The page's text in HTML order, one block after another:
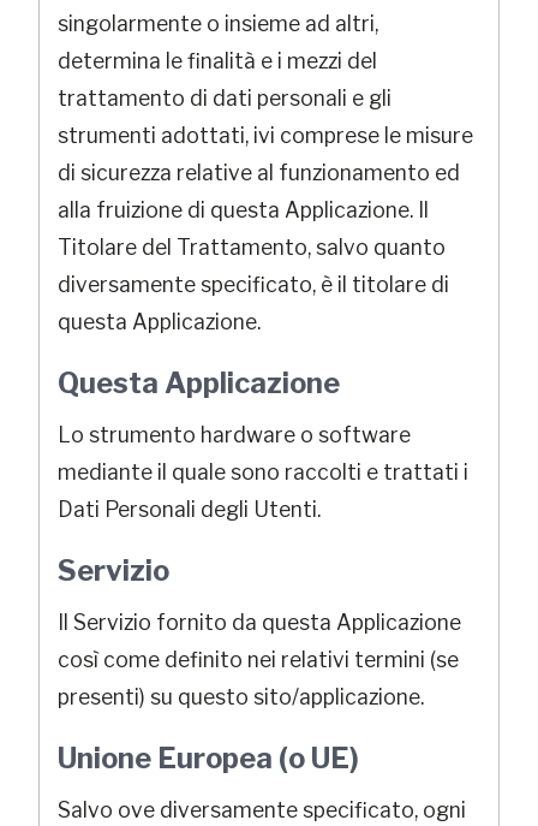
singolarmente o insieme ad altri,
determina le finalità e i mezzi del
trattamento di dati personali e gli
strumenti adottati, ivi comprese le misure
di sicurezza relative al funzionamento ed
alla fruizione di questa Applicazione. Il
Titolare del Trattamento, salvo quanto
diversamente specificato, è il titolare di
questa Applicazione.
Questa Applicazione
Lo strumento hardware o software
mediante il quale sono raccolti e trattati i
Dati Personali degli Utenti.
Servizio
Il Servizio fornito da questa Applicazione
così come definito nei relativi termini (se
presenti) su questo sito/applicazione.
Unione Europea (o UE)
Salvo ove diversamente specificato, ogni